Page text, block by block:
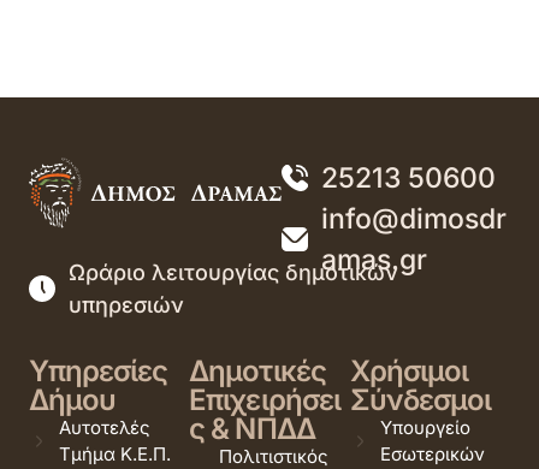
25213 50600
info@dimosdr
amas.gr
Ωράριο λειτουργίας δημοτικών
υπηρεσιών
Υπηρεσίες
Δήμου
Αυτοτελές
Τμήμα Κ.Ε.Π.
Δημοτικές
Επιχειρήσει
ς & ΝΠΔΔ
Πολιτιστικός
Χρήσιμοι
Σύνδεσμοι
Υπουργείο
Εσωτερικών